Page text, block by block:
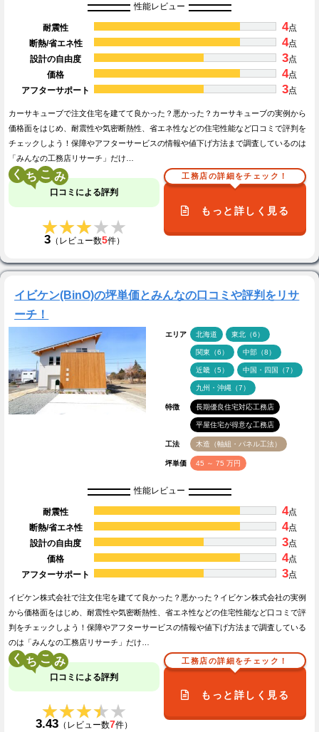
性能レビュー
耐震性 4点
断熱/省エネ性
4点
設計の自由度
3点
価格
4点
アフターサポート
3点
カーサキューブで注文住宅を建てて良かった？悪かった？カーサキューブの実例から
価格面をはじめ、耐震性や気密断熱性、省エネ性などの住宅性能など口コミで評判を
チェックしよう！保障やアフターサービスの情報や値下げ方法まで調査しているのは
「みんなの工務店リサーチ」だけ…
く こ
口コミによる評判
★★★★★
★★★★★
3（レビュー数5件）
工務店の詳細をチェック！
もっと詳しく見る
イビケン(BinO)の坪単価とみんなの口コミや評判をリサ
ーチ！
エリア 北海道 東北（6）
関東（6） 中部（8）
近畿（5） 中国・四国（7）
九州・沖縄（7）
特徴 長期優良住宅対応工務店
平屋住宅が得意な工務店
工法 木造（軸組・パネル工法）
坪単価 45 ～ 75 万円
性能レビュー
耐震性 4点
断熱/省エネ性
4点
設計の自由度
3点
価格
4点
アフターサポート
3点
イビケン株式会社で注文住宅を建てて良かった？悪かった？イビケン株式会社の実例
から価格面をはじめ、耐震性や気密断熱性、省エネ性などの住宅性能など口コミで評
判をチェックしよう！保障やアフターサービスの情報や値下げ方法まで調査している
のは「みんなの工務店リサーチ」だけ…
く こ
口コミによる評判
★★★★★
★★★★★
3.43 （レビュー数7件）
工務店の詳細をチェック！
もっと詳しく見る